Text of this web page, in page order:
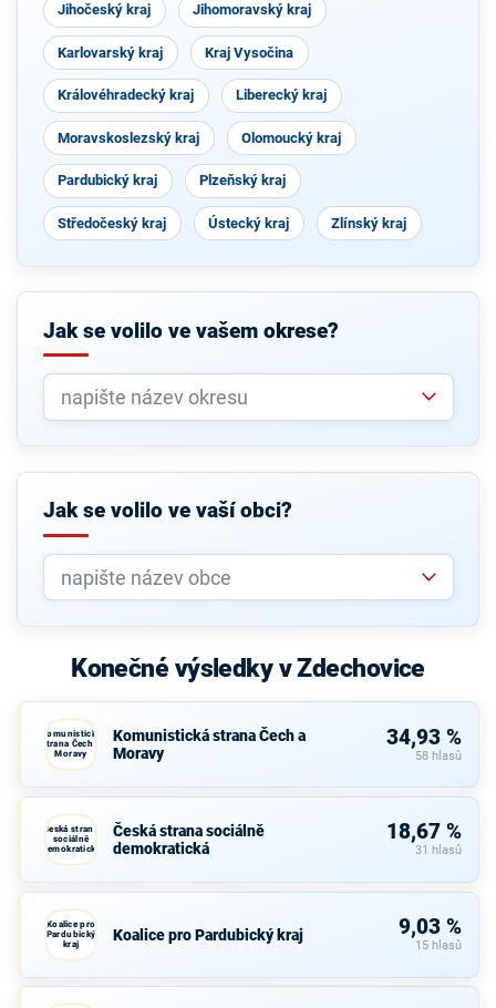
Jihočeský kraj Jihomoravský kraj
Karlovarský kraj Kraj Vysočina
Královéhradecký kraj Liberecký kraj
Moravskoslezský kraj Olomoucký kraj
Pardubický kraj Plzeňský kraj
Středočeský kraj Ústecký kraj Zlínský kraj
Jak se volilo ve vašem okrese?
Jak se volilo ve vaší obci?
Konečné výsledky v Zdechovice
Komunistická
strana Čech a
Moravy
Komunistická strana Čech a
Moravy
34,93 %
58 hlasů
Česká strana
sociálně
demokratická
Česká strana sociálně
demokratická
18,67 %
31 hlasů
Koalice pro
Pardubický
kraj
Koalice pro Pardubický kraj 9,03 %
15 hlasů